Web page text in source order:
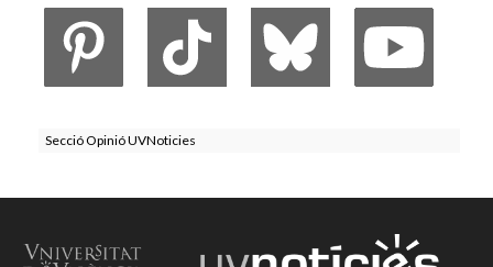
Secció Opinió UVNoticies